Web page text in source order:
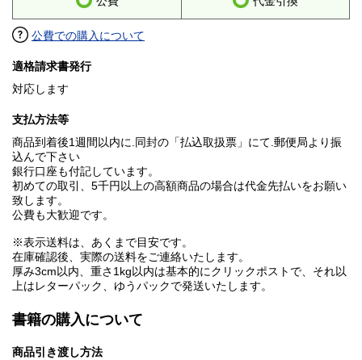
公費での購入について
適格請求書発行
対応します
支払方法等
商品到着後1週間以内に.同封の「払込取扱票」にて.郵便局より振
込んで下さい
銀行口座も付記しています。
初めての取引、5千円以上の高額商品の場合は代金先払いをお願い
致します。
公費も大歓迎です。
※表示送料は、あくまで目安です。
在庫確認後、実際の送料をご連絡いたします。
厚み3cm以内、重さ1kg以内は基本的にクリックポストで、それ以
上はレターパック、ゆうパックで発送いたします。
書籍の購入について
商品引き渡し方法